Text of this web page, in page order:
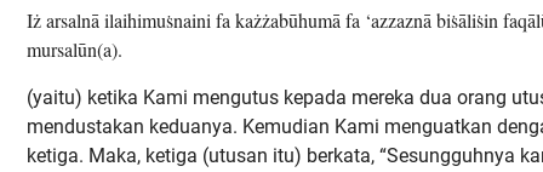
Iż arsalnā ilaihimuṡnaini fa każżabūhumā fa ‘azzaznā biṡāliṡin
mursalūn(a).
(yaitu) ketika Kami mengutus kepada mereka dua orang
mendustakan keduanya. Kemudian Kami menguatkan
ketiga. Maka, ketiga (utusan itu) berkata, “Sesungguhnya